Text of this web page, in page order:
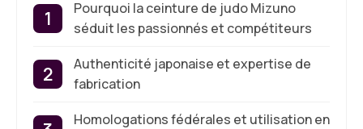
Pourquoi la ceinture de judo Mizuno
séduit les passionnés et compétiteurs
Authenticité japonaise et expertise de
fabrication
Homologations fédérales et utilisation en